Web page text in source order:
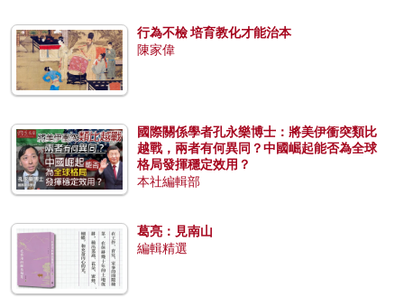
行為不檢 培育教化才能治本
陳家偉
國際關係學者孔永樂博士：將美伊衝突類比
越戰，兩者有何異同？中國崛起能否為全球
格局發揮穩定效用？
本社編輯部
葛亮：見南山
編輯精選